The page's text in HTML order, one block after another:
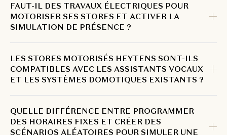
FAUT-IL DES TRAVAUX ÉLECTRIQUES POUR
MOTORISER SES STORES ET ACTIVER LA
SIMULATION DE PRÉSENCE ?
LES STORES MOTORISÉS HEYTENS SONT-ILS
COMPATIBLES AVEC LES ASSISTANTS VOCAUX
ET LES SYSTÈMES DOMOTIQUES EXISTANTS ?
QUELLE DIFFÉRENCE ENTRE PROGRAMMER
DES HORAIRES FIXES ET CRÉER DES
SCÉNARIOS ALÉATOIRES POUR SIMULER UNE